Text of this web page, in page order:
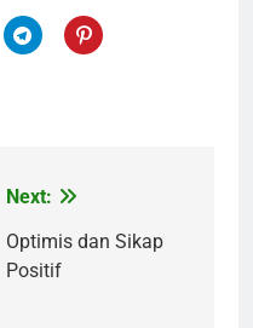
Next:
Optimis dan Sikap
Positif